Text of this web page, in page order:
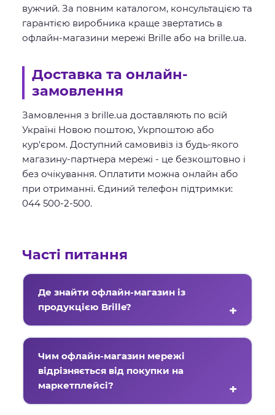
вужчий. За повним каталогом, консультацією та
гарантією виробника краще звертатись в
офлайн-магазини мережі Brille або на brille.ua.
Доставка та онлайн-
замовлення
Замовлення з brille.ua доставляють по всій
Україні Новою поштою, Укрпоштою або
кур'єром. Доступний самовивіз із будь-якого
магазину-партнера мережі - це безкоштовно і
без очікування. Оплатити можна онлайн або
при отриманні. Єдиний телефон підтримки:
044 500-2-500.
Часті питання
Де знайти офлайн-магазин із
продукцією Brille?
- 24 адреси в 11 містах України, а
також у партнерів маркетплейсах по всій
країні. Найближчу адресу дивіться у
Чим офлайн-магазин мережі
відрізняється від покупки на
маркетплейсі?